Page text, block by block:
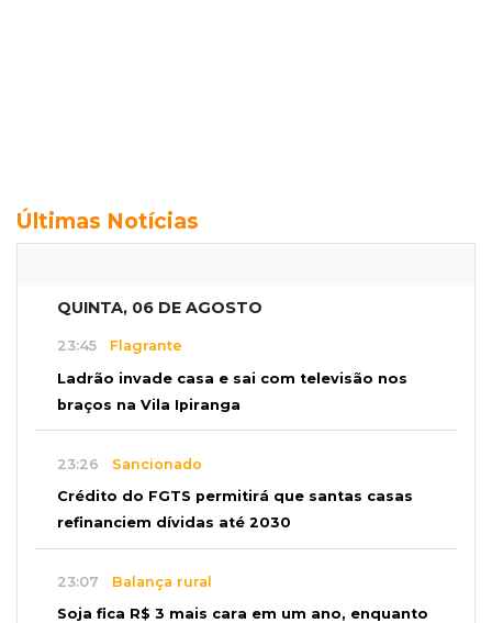
Últimas Notícias
QUINTA, 06 DE AGOSTO
23:45 Flagrante
Ladrão invade casa e sai com televisão nos
braços na Vila Ipiranga
23:26 Sancionado
Crédito do FGTS permitirá que santas casas
refinanciem dívidas até 2030
23:07 Balança rural
Soja fica R$ 3 mais cara em um ano, enquanto